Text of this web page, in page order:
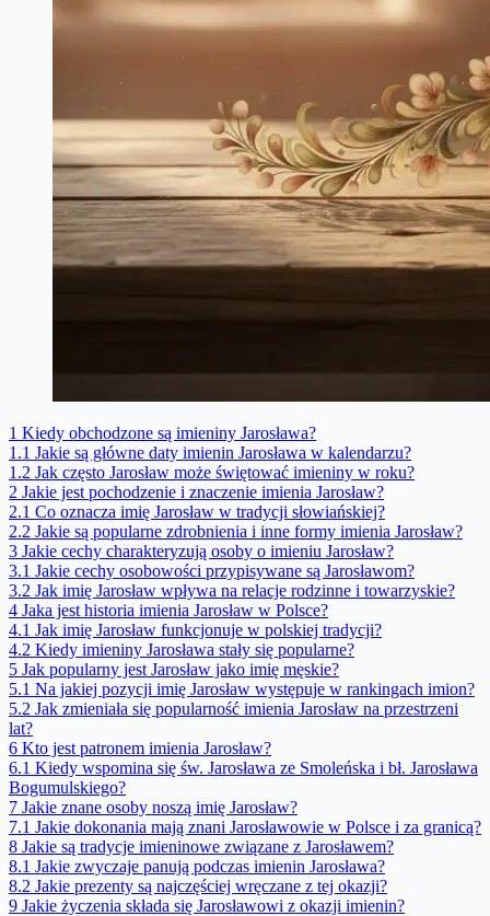
1 Kiedy obchodzone są imieniny Jarosława?
1.1 Jakie są główne daty imienin Jarosława w kalendarzu?
1.2 Jak często Jarosław może świętować imieniny w roku?
2 Jakie jest pochodzenie i znaczenie imienia Jarosław?
2.1 Co oznacza imię Jarosław w tradycji słowiańskiej?
2.2 Jakie są popularne zdrobnienia i inne formy imienia Jarosław?
3 Jakie cechy charakteryzują osoby o imieniu Jarosław?
3.1 Jakie cechy osobowości przypisywane są Jarosławom?
3.2 Jak imię Jarosław wpływa na relacje rodzinne i towarzyskie?
4 Jaka jest historia imienia Jarosław w Polsce?
4.1 Jak imię Jarosław funkcjonuje w polskiej tradycji?
4.2 Kiedy imieniny Jarosława stały się popularne?
5 Jak popularny jest Jarosław jako imię męskie?
5.1 Na jakiej pozycji imię Jarosław występuje w rankingach imion?
5.2 Jak zmieniała się popularność imienia Jarosław na przestrzeni
lat?
6 Kto jest patronem imienia Jarosław?
6.1 Kiedy wspomina się św. Jarosława ze Smoleńska i bł. Jarosława
Bogumulskiego?
7 Jakie znane osoby noszą imię Jarosław?
7.1 Jakie dokonania mają znani Jarosławowie w Polsce i za granicą?
8 Jakie są tradycje imieninowe związane z Jarosławem?
8.1 Jakie zwyczaje panują podczas imienin Jarosława?
8.2 Jakie prezenty są najczęściej wręczane z tej okazji?
9 Jakie życzenia składa się Jarosławowi z okazji imienin?